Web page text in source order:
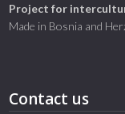
Project for
Made in Bosnia and
Contact us